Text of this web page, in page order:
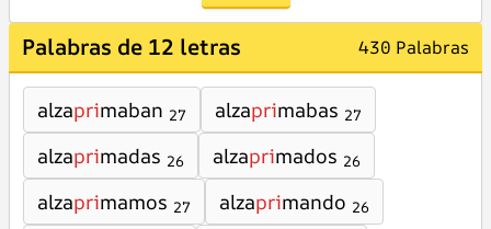
Palabras de 12 letras 430 Palabras
alzaprimaban 27 alzaprimabas 27
alzaprimadas 26 alzaprimados 26
alzaprimamos 27 alzaprimando 26